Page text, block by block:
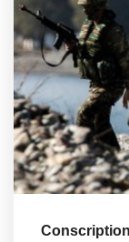
Conscription